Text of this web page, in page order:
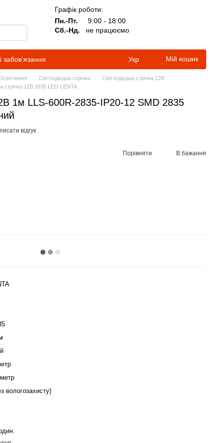
Графік роботи:
Пн.-Пт.
9:00 - 18:00
Сб.-Нд.
не працюємо
забов'язання Укр Мій кошик
Світлодіодна стрічка
Світлодіодна стрічка 12В
стрічка 12В 2835 LED-LENTA
1м LLS-600R-2835-IP20-12 SMD 2835
відгук
Порівняти В бажання
вологозахисту)